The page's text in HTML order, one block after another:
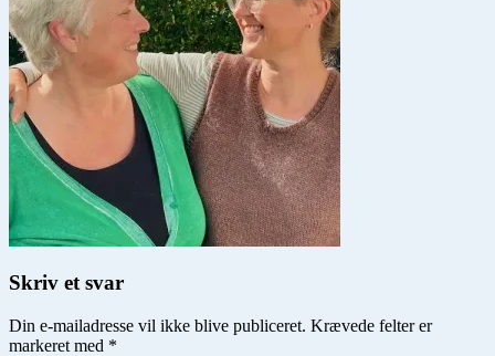
Skriv et svar
Din e-mailadresse vil ikke blive publiceret. Krævede felter er
markeret med *